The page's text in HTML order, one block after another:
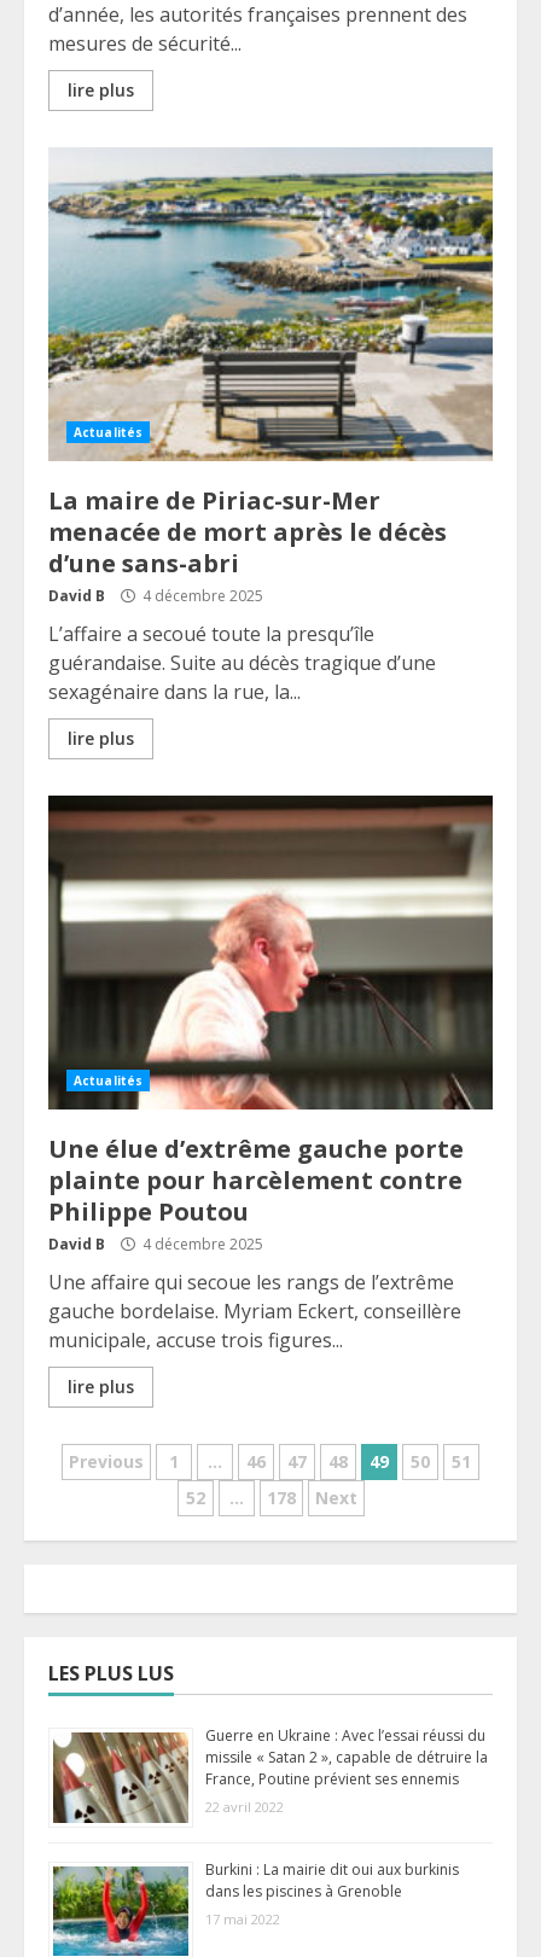
d’année, les autorités françaises prennent des
mesures de sécurité...
lire plus
Actualités
La maire de Piriac-sur-Mer
menacée de mort après le décès
d’une sans-abri
David B 4 décembre 2025
L’affaire a secoué toute la presqu’île
guérandaise. Suite au décès tragique d’une
sexagénaire dans la rue, la...
lire plus
Actualités
Une élue d’extrême gauche porte
plainte pour harcèlement contre
Philippe Poutou
David B 4 décembre 2025
Une affaire qui secoue les rangs de l’extrême
gauche bordelaise. Myriam Eckert, conseillère
municipale, accuse trois figures...
lire plus
Pagination
Previous 1 … 46 47 48 49 50
51
52
… 178 Next
LES PLUS LUS
Guerre en Ukraine : Avec l’essai réussi du
missile « Satan 2 », capable de détruire la
France, Poutine prévient ses ennemis
22 avril 2022
Burkini : La mairie dit oui aux burkinis
dans les piscines à Grenoble
17 mai 2022